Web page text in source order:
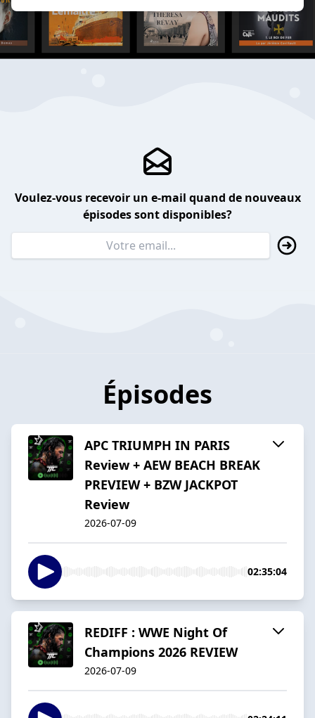
Voulez-vous recevoir un e-mail quand de nouveaux
épisodes sont disponibles?
Épisodes
APC TRIUMPH IN PARIS
Review + AEW BEACH BREAK
PREVIEW + BZW JACKPOT
Review
2026-07-09
02:35:04
REDIFF : WWE Night Of
Champions 2026 REVIEW
2026-07-09